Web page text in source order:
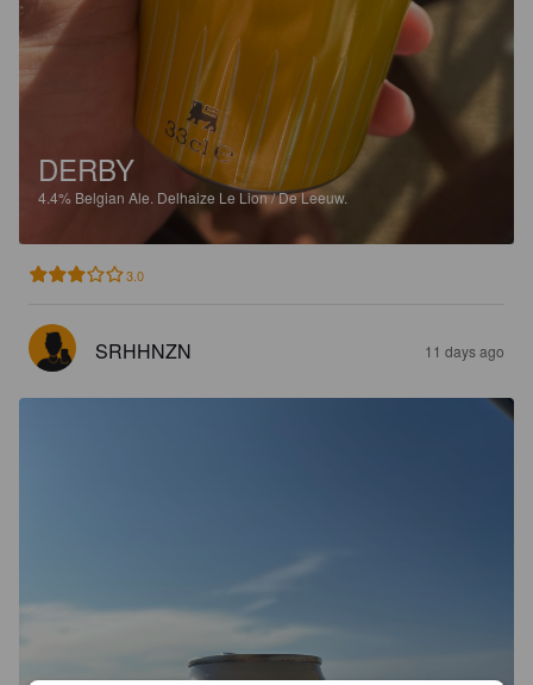
DERBY
4.4% Belgian Ale. Delhaize Le Lion / De Leeuw.
3.0
SRHHNZN 11 days ago